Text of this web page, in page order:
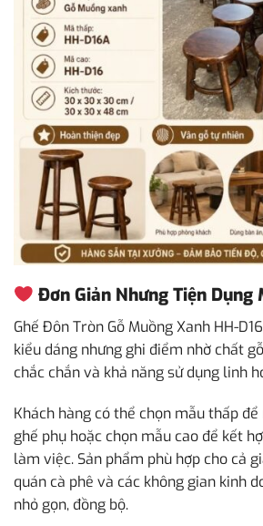
Đơn Giản Nhưng Tiện Dụng
Ghế Đôn Tròn Gỗ Muồng Xanh HH-
kiểu dáng nhưng ghi điểm nhờ chất
chắc chắn và khả năng sử dụng linh
Khách hàng có thể chọn mẫu thấp
ghế phụ hoặc chọn mẫu cao để kết
làm việc. Sản phẩm phù hợp cho cả
quán cà phê và các không gian kinh
nhỏ gọn, đồng bộ.